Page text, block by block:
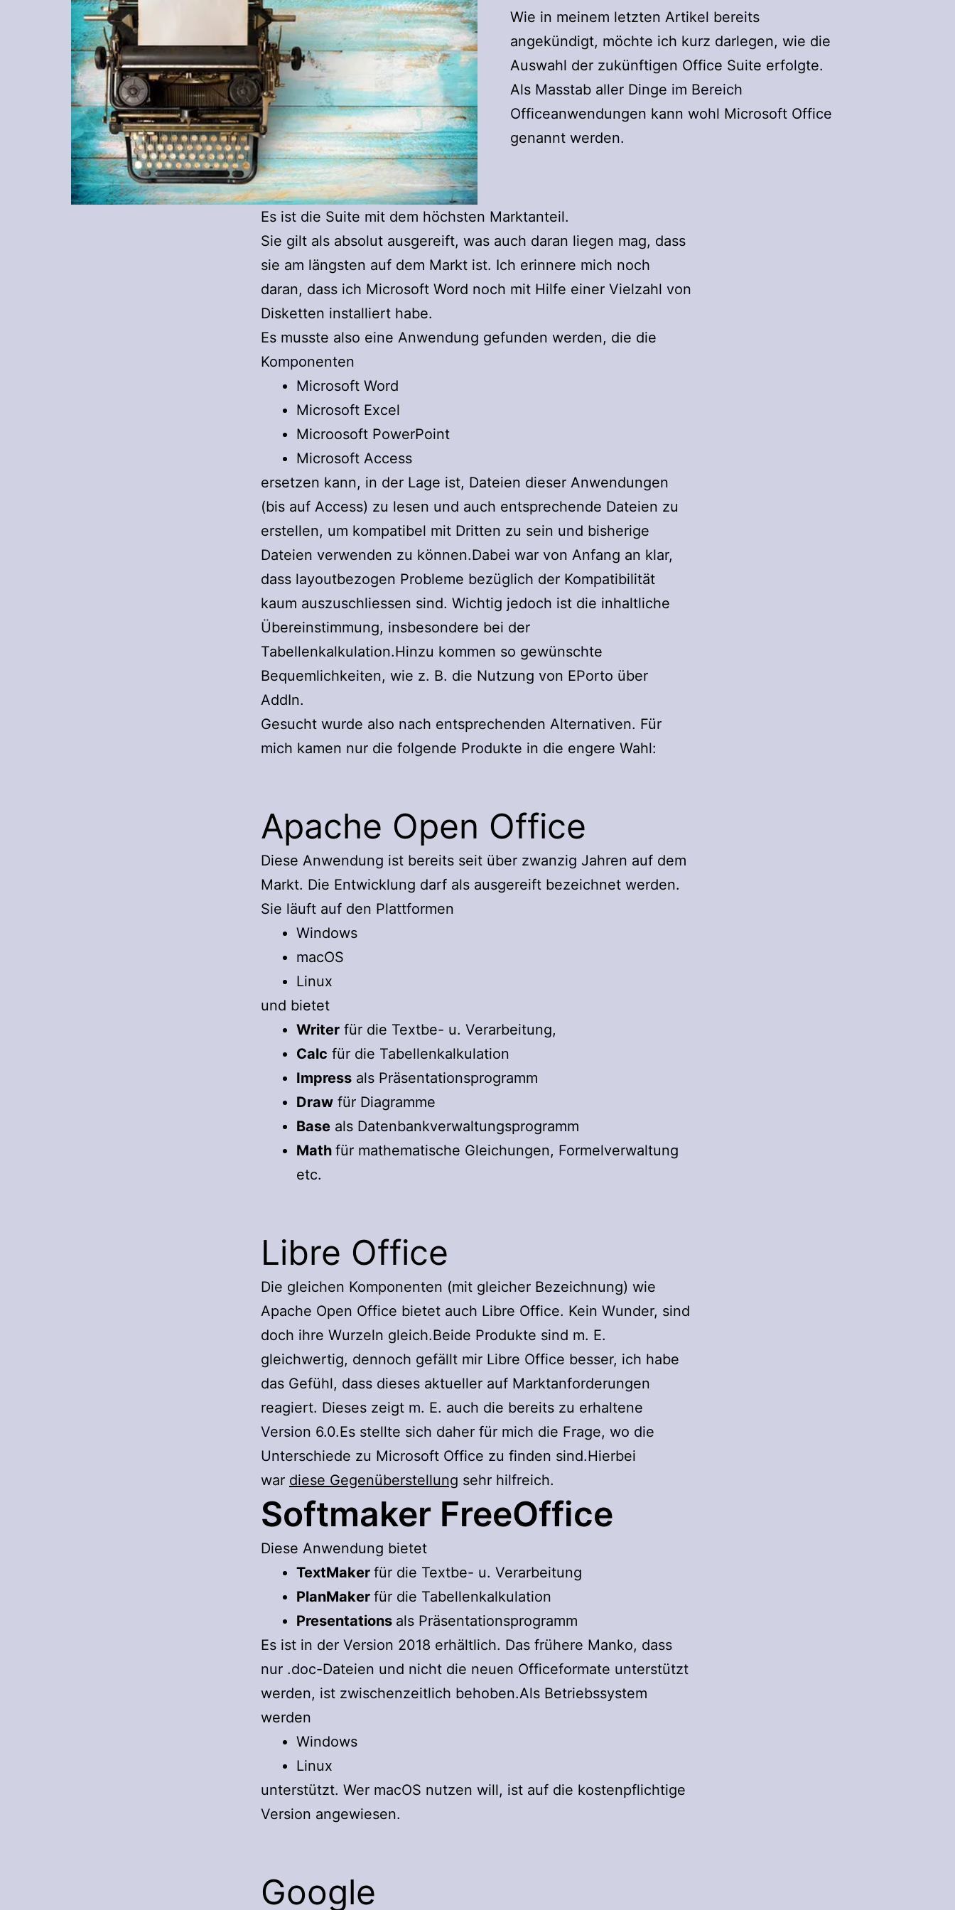
Wie in meinem letzten Artikel bereits
angekündigt, möchte ich kurz darlegen, wie die
Auswahl der zukünftigen Office Suite erfolgte.
Als Masstab aller Dinge im Bereich
Officeanwendungen kann wohl Microsoft Office
genannt werden.
Es ist die Suite mit dem höchsten Marktanteil.
Sie gilt als absolut ausgereift, was auch daran liegen mag, dass
sie am längsten auf dem Markt ist. Ich erinnere mich noch
daran, dass ich Microsoft Word noch mit Hilfe einer Vielzahl von
Disketten installiert habe.
Es musste also eine Anwendung gefunden werden, die die
Komponenten
Microsoft Word
Microsoft Excel
Microosoft PowerPoint
Microsoft Access
ersetzen kann, in der Lage ist, Dateien dieser Anwendungen
(bis auf Access) zu lesen und auch entsprechende Dateien zu
erstellen, um kompatibel mit Dritten zu sein und bisherige
Dateien verwenden zu können.Dabei war von Anfang an klar,
dass layoutbezogen Probleme bezüglich der Kompatibilität
kaum auszuschliessen sind. Wichtig jedoch ist die inhaltliche
Übereinstimmung, insbesondere bei der
Tabellenkalkulation.Hinzu kommen so gewünschte
Bequemlichkeiten, wie z. B. die Nutzung von EPorto über
AddIn.
Gesucht wurde also nach entsprechenden Alternativen. Für
mich kamen nur die folgende Produkte in die engere Wahl:
Apache Open Office
Diese Anwendung ist bereits seit über zwanzig Jahren auf dem
Markt. Die Entwicklung darf als ausgereift bezeichnet werden.
Sie läuft auf den Plattformen
Windows
macOS
Linux
und bietet
Writer für die Textbe- u. Verarbeitung,
Calc für die Tabellenkalkulation
Impress als Präsentationsprogramm
Draw für Diagramme
Base als Datenbankverwaltungsprogramm
Math für mathematische Gleichungen, Formelverwaltung
etc.
Libre Office
Die gleichen Komponenten (mit gleicher Bezeichnung) wie
Apache Open Office bietet auch Libre Office. Kein Wunder, sind
doch ihre Wurzeln gleich.Beide Produkte sind m. E.
gleichwertig, dennoch gefällt mir Libre Office besser, ich habe
das Gefühl, dass dieses aktueller auf Marktanforderungen
reagiert. Dieses zeigt m. E. auch die bereits zu erhaltene
Version 6.0.Es stellte sich daher für mich die Frage, wo die
Unterschiede zu Microsoft Office zu finden sind.Hierbei
war diese Gegenüberstellung sehr hilfreich.
Softmaker FreeOffice
Diese Anwendung bietet
TextMaker für die Textbe- u. Verarbeitung
PlanMaker für die Tabellenkalkulation
Presentations als Präsentationsprogramm
Es ist in der Version 2018 erhältlich. Das frühere Manko, dass
nur .doc-Dateien und nicht die neuen Officeformate unterstützt
werden, ist zwischenzeitlich behoben.Als Betriebssystem
werden
Windows
Linux
unterstützt. Wer macOS nutzen will, ist auf die kostenpflichtige
Version angewiesen.
Google